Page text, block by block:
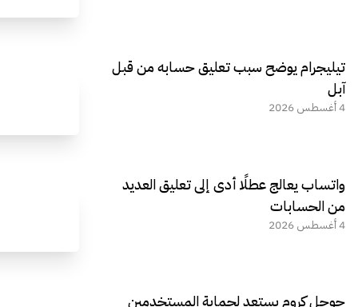
تيليجرام يوضح سبب تعليق حسابه من قبل
آبل
4 أغسطس 2026
واتساب يعالج عطلًا أدى إلى تعليق العديد
من الحسابات
4 أغسطس 2026
جوجل كروم يستعد لحماية المستخدمين